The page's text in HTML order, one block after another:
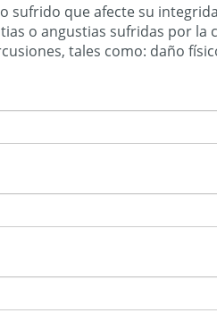
sufrido que afecte su
o angustias sufridas por
económico sufrido,